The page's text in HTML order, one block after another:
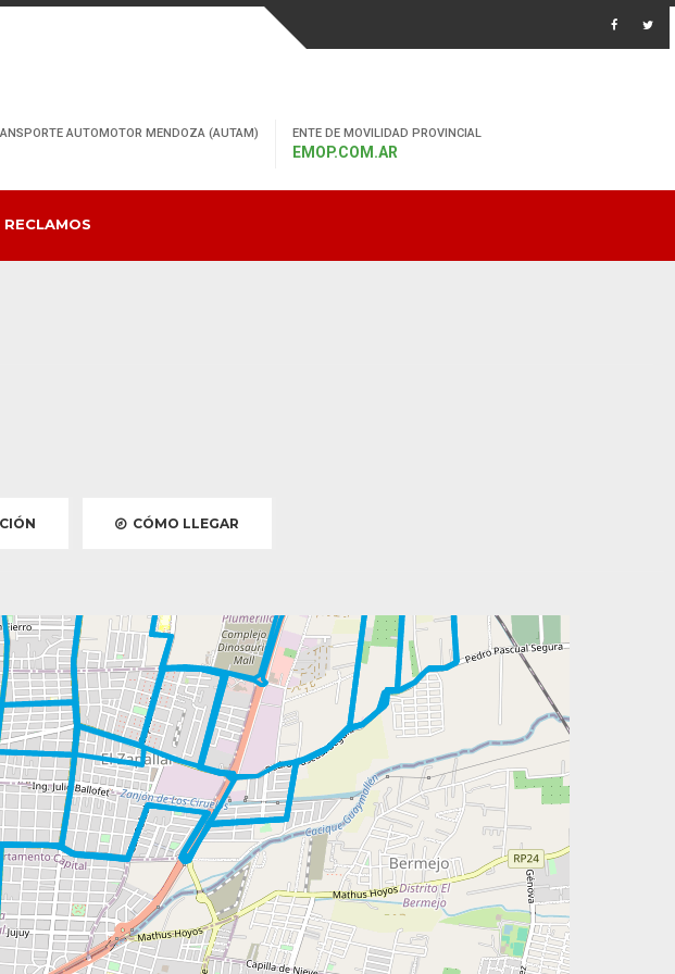
AUTOMOTOR MENDOZA (AUTAM) ENTE DE MOVILIDAD PROVINCIAL
EMOP.COM.AR
RECLAMOS
CÓMO LLEGAR